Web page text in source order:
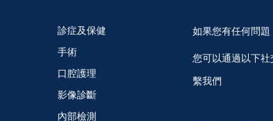
診症及保健
手術
口腔護理
影像診斷
內部檢測
如果您有任何問題
您可以通過以下
繫我們